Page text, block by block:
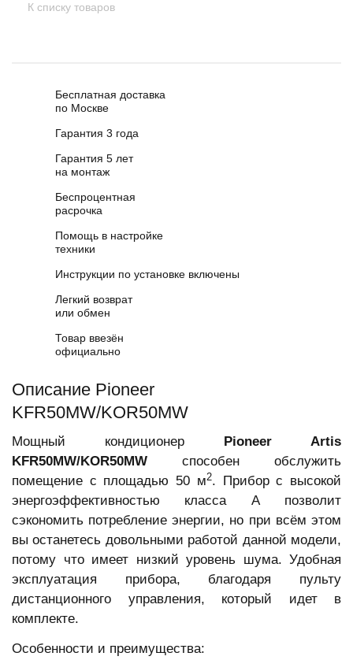
К списку товаров
Бесплатная доставка
по Москве
Гарантия 3 года
Гарантия 5 лет
на монтаж
Беспроцентная
расрочка
Помощь в настройке
техники
Инструкции по установке включены
Легкий возврат
или обмен
Товар ввезён
официально
Описание Pioneer
KFR50MW/KOR50MW
Мощный кондиционер Pioneer Artis
KFR50MW/KOR50MW способен обслужить
помещение с площадью 50 м2. Прибор с высокой
энергоэффективностью класса А позволит
сэкономить потребление энергии, но при всём этом
вы останетесь довольными работой данной модели,
потому что имеет низкий уровень шума. Удобная
эксплуатация прибора, благодаря пульту
дистанционного управления, который идет в
комплекте.
Особенности и преимущества: